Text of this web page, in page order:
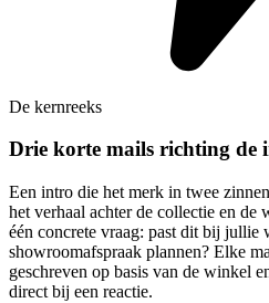
De kernreeks
Drie korte mails richting de
Een intro die het merk in twee
het verhaal achter de collectie en de
één concrete vraag: past dit bij jullie
showroomafspraak plannen? Elke
geschreven op basis van de winkel
direct bij een reactie.